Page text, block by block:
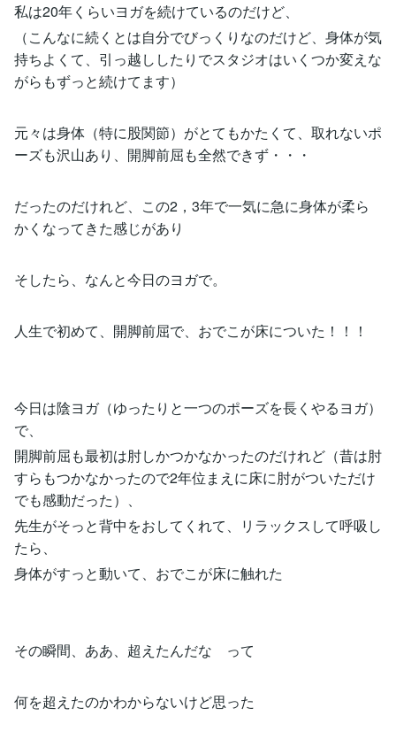
私は20年くらいヨガを続けているのだけど、
（こんなに続くとは自分でびっくりなのだけど、身体が気
持ちよくて、引っ越ししたりでスタジオはいくつか変えな
がらもずっと続けてます）
元々は身体（特に股関節）がとてもかたくて、取れないポ
ーズも沢山あり、開脚前屈も全然できず・・・
だったのだけれど、この2，3年で一気に急に身体が柔ら
かくなってきた感じがあり
そしたら、なんと今日のヨガで。
人生で初めて、開脚前屈で、おでこが床についた！！！
今日は陰ヨガ（ゆったりと一つのポーズを長くやるヨガ）
で、
開脚前屈も最初は肘しかつかなかったのだけれど（昔は肘
すらもつかなかったので2年位まえに床に肘がついただけ
でも感動だった）、
先生がそっと背中をおしてくれて、リラックスして呼吸し
たら、
身体がすっと動いて、おでこが床に触れた
その瞬間、ああ、超えたんだな って
何を超えたのかわからないけど思った